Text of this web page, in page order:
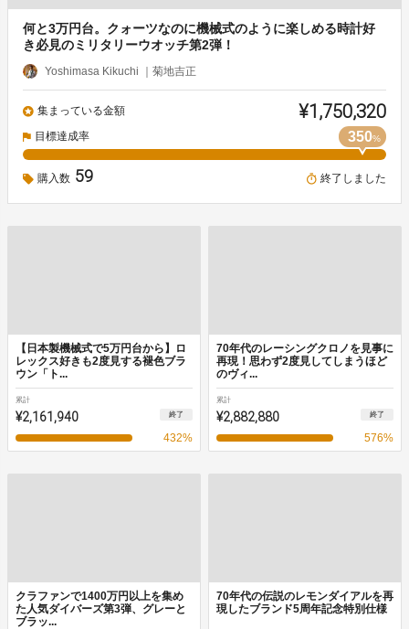
何と3万円台。クォーツなのに機械式のように楽しめる時計好
き必見のミリタリーウオッチ第2弾！
Yoshimasa Kikuchi ｜菊地吉正
集まっている金額 ¥1,750,320
目標達成率 350%
購入数 59 終了しました
【日本製機械式で5万円台から】ロ
レックス好きも2度見する褪色ブラ
ウン「ト...
累計
¥2,161,940 終了
432%
70年代のレーシングクロノを見事に
再現！思わず2度見してしまうほど
のヴィ...
累計
¥2,882,880 終了
576%
クラファンで1400万円以上を集め
た人気ダイバーズ第3弾、グレーと
ブラッ...
70年代の伝説のレモンダイアルを再
現したブランド5周年記念特別仕様